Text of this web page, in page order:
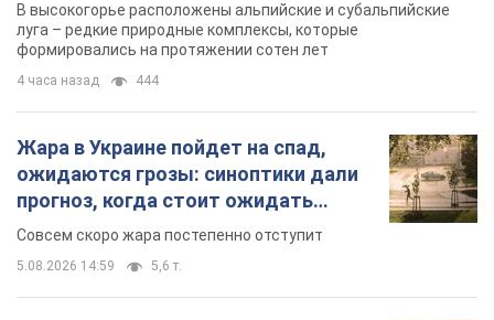
В высокогорье расположены альпийские и субальпийские
луга – редкие природные комплексы, которые
формировались на протяжении сотен лет
4 часа назад 444
Жара в Украине пойдет на спад,
ожидаются грозы: синоптики дали
прогноз, когда стоит ожидать
изменения погоды
Совсем скоро жара постепенно отступит
5.08.2026 14:59 5,6 т.